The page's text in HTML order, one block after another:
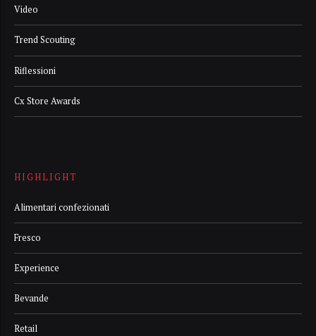
Video
Trend Scouting
Riflessioni
Cx Store Awards
HIGHLIGHT
Alimentari confezionati
Fresco
Experience
Bevande
Retail